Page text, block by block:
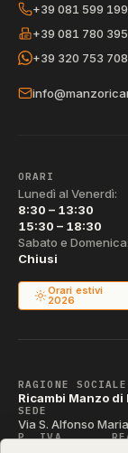
+39 081 599
+39 081 780
+39 320 753
ORARI
Lunedì al Venerdì:
8:30 – 13:30
15:30 – 18:30
Sabato e Domenica:
Chiusi
Orari estivi
2026
RAGIONE SOCIALE
Ricambi Manzo di
SEDE
Via S. Alfonso
P. IVA